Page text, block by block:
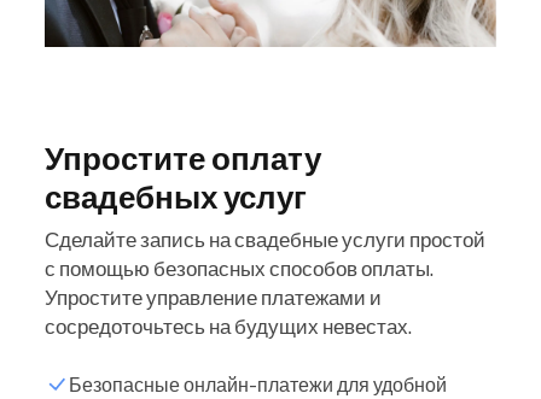
Упростите оплату
свадебных услуг
Сделайте запись на свадебные услуги простой
с помощью безопасных способов оплаты.
Упростите управление платежами и
сосредоточьтесь на будущих невестах.
Безопасные онлайн-платежи для удобной